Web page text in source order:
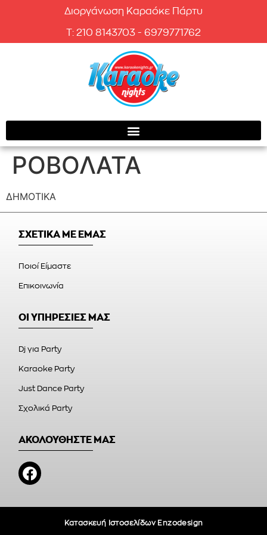
Διοργάνωση Καραόκε Πάρτυ
T: 210 8143703 - 6979771762
ΡΟΒΟΛΑΤΑ
ΔΗΜΟΤΙΚΑ
ΣΧΕΤΙΚΑ ΜΕ ΕΜΑΣ
Ποιοί Είμαστε
Επικοινωνία
ΟΙ ΥΠΗΡΕΣΙΕΣ ΜΑΣ
Dj για Party
Karaoke Party
Just Dance Party
Σχολικά Party
ΑΚΟΛΟΥΘΗΣΤΕ ΜΑΣ
Κατασκευή Ιστοσελίδων Enzodesign